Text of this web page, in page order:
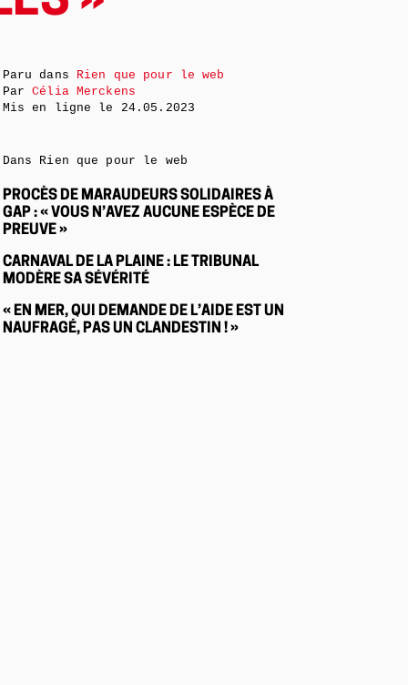
Paru dans Rien que pour le web
ParCélia Merckens
Mis en ligne le 24.05.2023
Dans Rien que pour le web
PROCÈS DE MARAUDEURS SOLIDAIRES À
GAP : « VOUS N’AVEZ AUCUNE ESPÈCE DE
PREUVE »
CARNAVAL DE LA PLAINE : LE TRIBUNAL
MODÈRE SA SÉVÉRITÉ
« EN MER, QUI DEMANDE DE L’AIDE EST UN
NAUFRAGÉ, PAS UN CLANDESTIN ! »